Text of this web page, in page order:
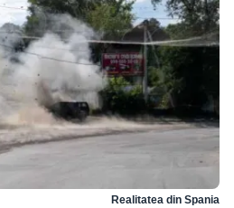
Realitatea din Spania